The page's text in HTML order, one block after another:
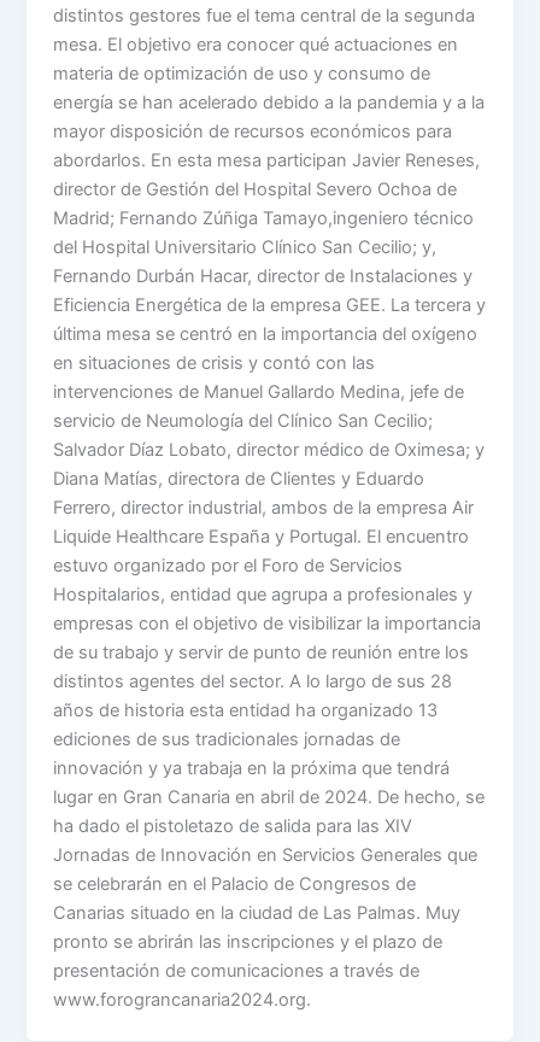
distintos gestores fue el tema central de la segunda
mesa. El objetivo era conocer qué actuaciones en
materia de optimización de uso y consumo de
energía se han acelerado debido a la pandemia y a la
mayor disposición de recursos económicos para
abordarlos. En esta mesa participan Javier Reneses,
director de Gestión del Hospital Severo Ochoa de
Madrid; Fernando Zúñiga Tamayo,ingeniero técnico
del Hospital Universitario Clínico San Cecilio; y,
Fernando Durbán Hacar, director de Instalaciones y
Eficiencia Energética de la empresa GEE. La tercera y
última mesa se centró en la importancia del oxígeno
en situaciones de crisis y contó con las
intervenciones de Manuel Gallardo Medina, jefe de
servicio de Neumología del Clínico San Cecilio;
Salvador Díaz Lobato, director médico de Oximesa; y
Diana Matías, directora de Clientes y Eduardo
Ferrero, director industrial, ambos de la empresa Air
Liquide Healthcare España y Portugal. El encuentro
estuvo organizado por el Foro de Servicios
Hospitalarios, entidad que agrupa a profesionales y
empresas con el objetivo de visibilizar la importancia
de su trabajo y servir de punto de reunión entre los
distintos agentes del sector. A lo largo de sus 28
años de historia esta entidad ha organizado 13
ediciones de sus tradicionales jornadas de
innovación y ya trabaja en la próxima que tendrá
lugar en Gran Canaria en abril de 2024. De hecho, se
ha dado el pistoletazo de salida para las XIV
Jornadas de Innovación en Servicios Generales que
se celebrarán en el Palacio de Congresos de
Canarias situado en la ciudad de Las Palmas. Muy
pronto se abrirán las inscripciones y el plazo de
presentación de comunicaciones a través de
www.forograncanaria2024.org.